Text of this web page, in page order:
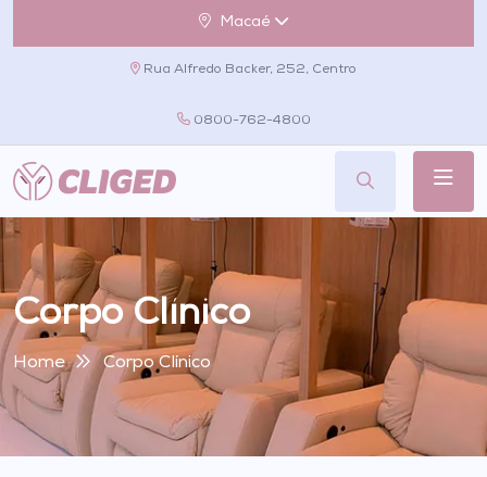
Macaé
Rua Alfredo Backer, 252, Centro
0800-762-4800
Corpo Clínico
Home Corpo Clínico